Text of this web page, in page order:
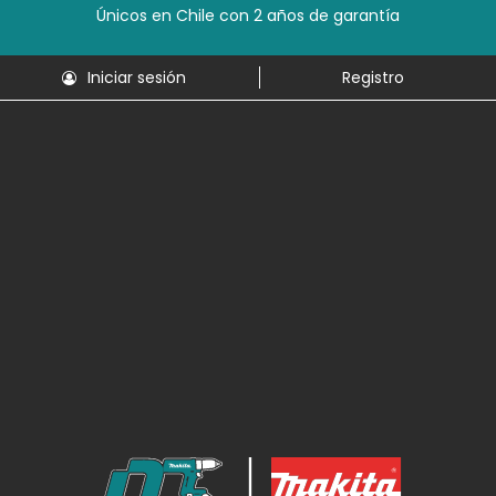
Únicos en Chile con 2 años de garantía
Iniciar sesión Registro